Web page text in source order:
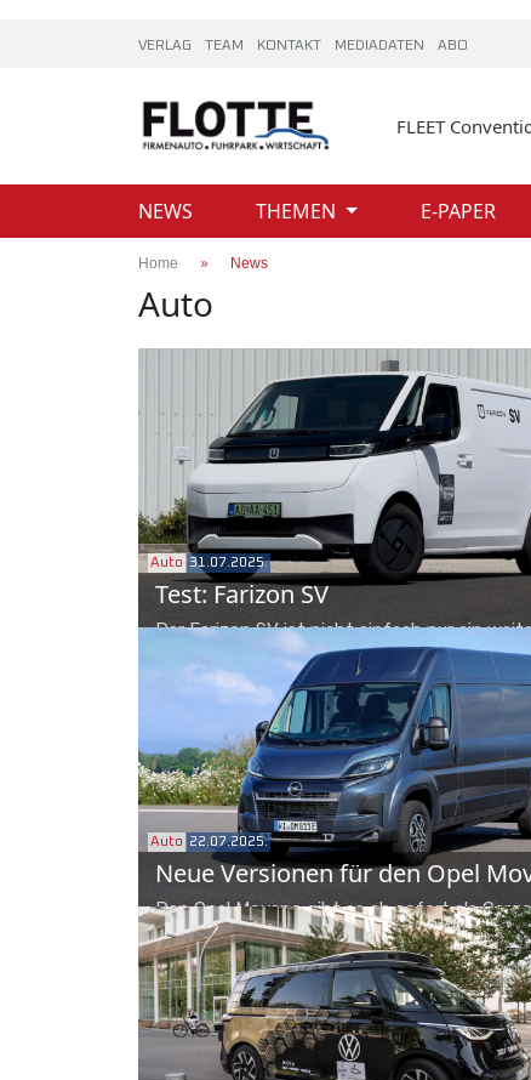
VERLAG TEAM KONTAKT MEDIADATEN ABO
FLEET
NEWS THEMEN E-PAPER
Home News
Auto
Auto 31.07.2025.
Test: Farizon SV
Der Farizon SV ist nicht einfach nur ein
Nutzfahrzeug aus China, er überzeugt mit
Wire-Technologie, unglaublicher Vielfalt bei
Akku sowie so manchem Feature.
Auto 22.07.2025.
Neue Versionen für den Opel
Den Opel Movano gibt es ab sofort als
als Kastenwagen mit vier zusätzlichen